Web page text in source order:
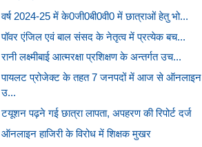
वर्ष 2024-25 में के0जी0बी0वी0 में छात्राओं हेतु भो...
पॉवर एंजिल एवं बाल संसद के नेतृत्व में प्रत्येक बच...
रानी लक्ष्मीबाई आत्मरक्षा प्रशिक्षण के अन्तर्गत उच...
पायलट प्रोजेक्ट के तहत 7 जनपदों में आज से ऑनलाइन
उ...
टयूशन पढ़ने गई छात्रा लापता, अपहरण की रिपोर्ट दर्ज
ऑनलाइन हाजिरी के विरोध में शिक्षक मुखर